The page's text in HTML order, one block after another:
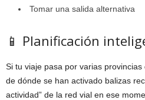
Tomar una salida alternativa
📱 Planificación
Si tu viaje pasa por varias
de dónde se han activado balizas
actividad” de la red vial en ese